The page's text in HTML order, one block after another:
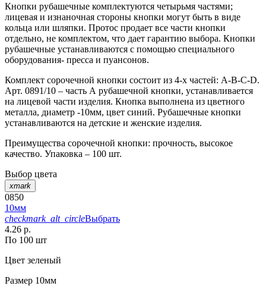
Кнопки рубашечные комплектуются четырьмя частями;
лицевая и изнаночная стороны кнопки могут быть в виде
кольца или шляпки. Протос продает все части кнопки
отдельно, не комплектом, что дает гарантию выбора. Кнопки
рубашечные устанавливаются с помощью специального
оборудования- пресса и пуансонов.
Комплект сорочечной кнопки состоит из 4-х частей: А-В-С-D.
Арт. 0891/10 – часть А рубашечной кнопки, устанавливается
на лицевой части изделия. Кнопка выполнена из цветного
металла, диаметр -10мм, цвет синий. Рубашечные кнопки
устанавливаются на детские и женские изделия.
Преимущества сорочечной кнопки: прочность, высокое
качество. Упаковка – 100 шт.
Выбор цвета
xmark
0850
10мм
checkmark_alt_circleВыбрать
4.26 р.
По 100 шт
Цвет зеленый
Размер 10мм